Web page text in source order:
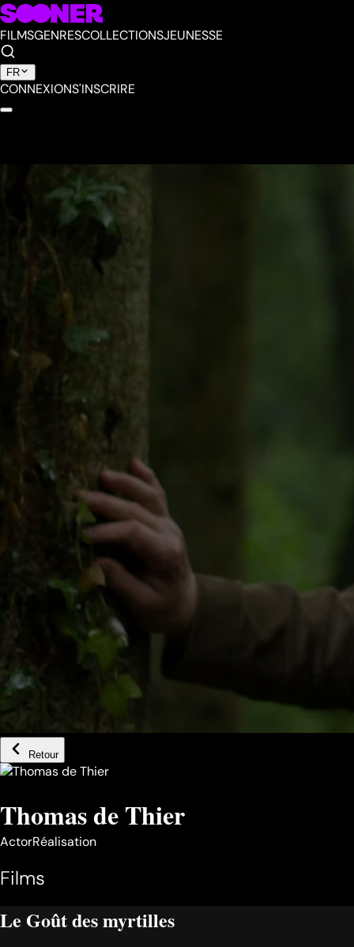
FILMSGENRESCOLLECTIONSJEUNESSE
FR
CONNEXIONS'INSCRIRE
Retour
Thomas de Thier
ActorRéalisation
Films
Le Goût des myrtilles